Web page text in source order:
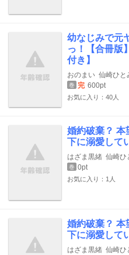
幼なじみで元
っ！【合冊版
付き】
おのまい 仙崎ひと
巻 完 600pt
お気に入り：40人
婚約破棄？
下に溺愛して
はざま黒緒 仙崎ひ
巻 0pt
お気に入り：1人
婚約破棄？
下に溺愛して
はざま黒緒 仙崎ひ